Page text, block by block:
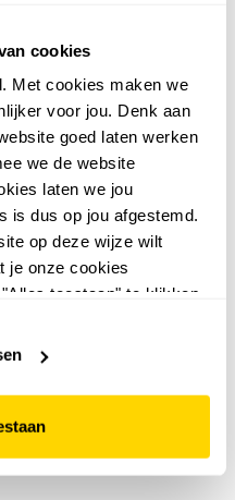
cookies
Met cookies maken we
voor jou. Denk aan
goed laten werken
we de website
laten we jou
is dus op jou afgestemd.
op deze wijze wilt
je onze cookies
toestaan" te klikken.